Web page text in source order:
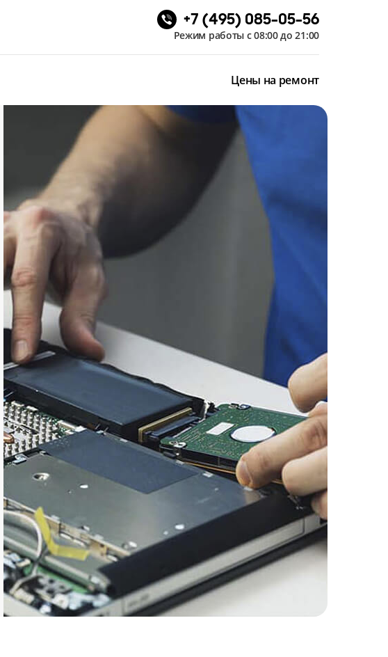
+7 (495) 085-05-56
Режим работы с 08:00 до 21:00
Цены на ремонт